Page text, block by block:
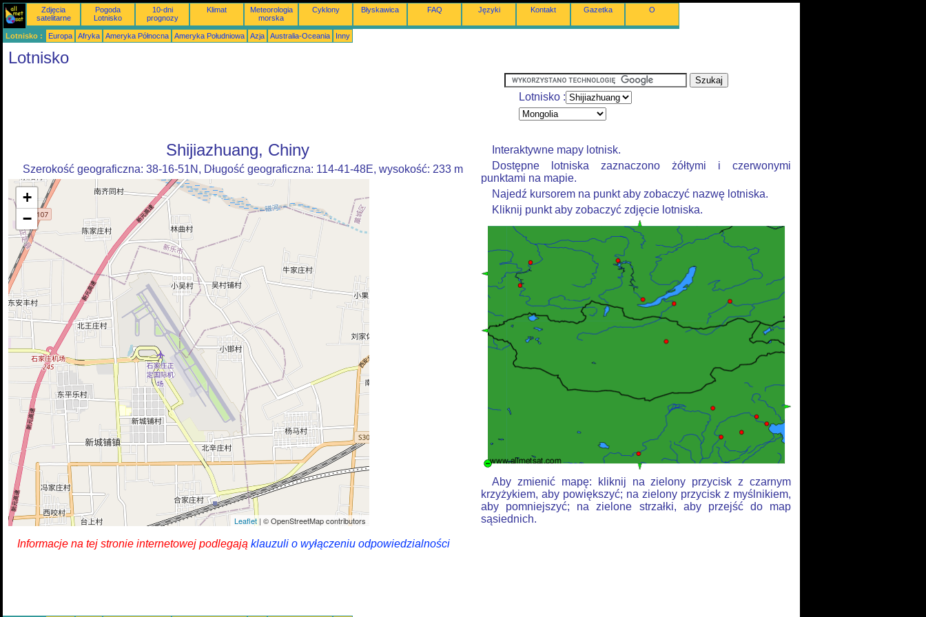
Zdjęcia
satelitarne
Pogoda
Lotnisko
10-dni
prognozy
Klimat
Meteorologia
morska
Cyklony Błyskawica FAQ Języki Kontakt Gazetka O
Lotnisko : Europa Afryka Ameryka Północna Ameryka Południowa Azja Australia-Oceania Inny
Lotnisko
Lotnisko :
Shijiazhuang, Chiny
Szerokość geograficzna: 38-16-51N, Długość geograficzna: 114-41-48E, wysokość: 233 m
+
−
Leaflet | © OpenStreetMap contributors
Interaktywne mapy lotnisk.
Dostępne lotniska zaznaczono żółtymi i czerwonymi
punktami na mapie.
Najedź kursorem na punkt aby zobaczyć nazwę lotniska.
Kliknij punkt aby zobaczyć zdjęcie lotniska.
Aby zmienić mapę: kliknij na zielony przycisk z czarnym
krzyżykiem, aby powiększyć; na zielony przycisk z myślnikiem,
aby pomniejszyć; na zielone strzałki, aby przejść do map
sąsiednich.
Informacje na tej stronie internetowej podlegają klauzuli o wyłączeniu odpowiedzialności